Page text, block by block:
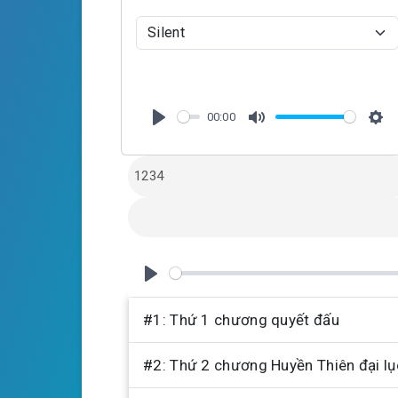
00:00
P
l
a
y
#1: Thứ 1 chương quyết đấu
#2: Thứ 2 chương Huyền Thiên đại